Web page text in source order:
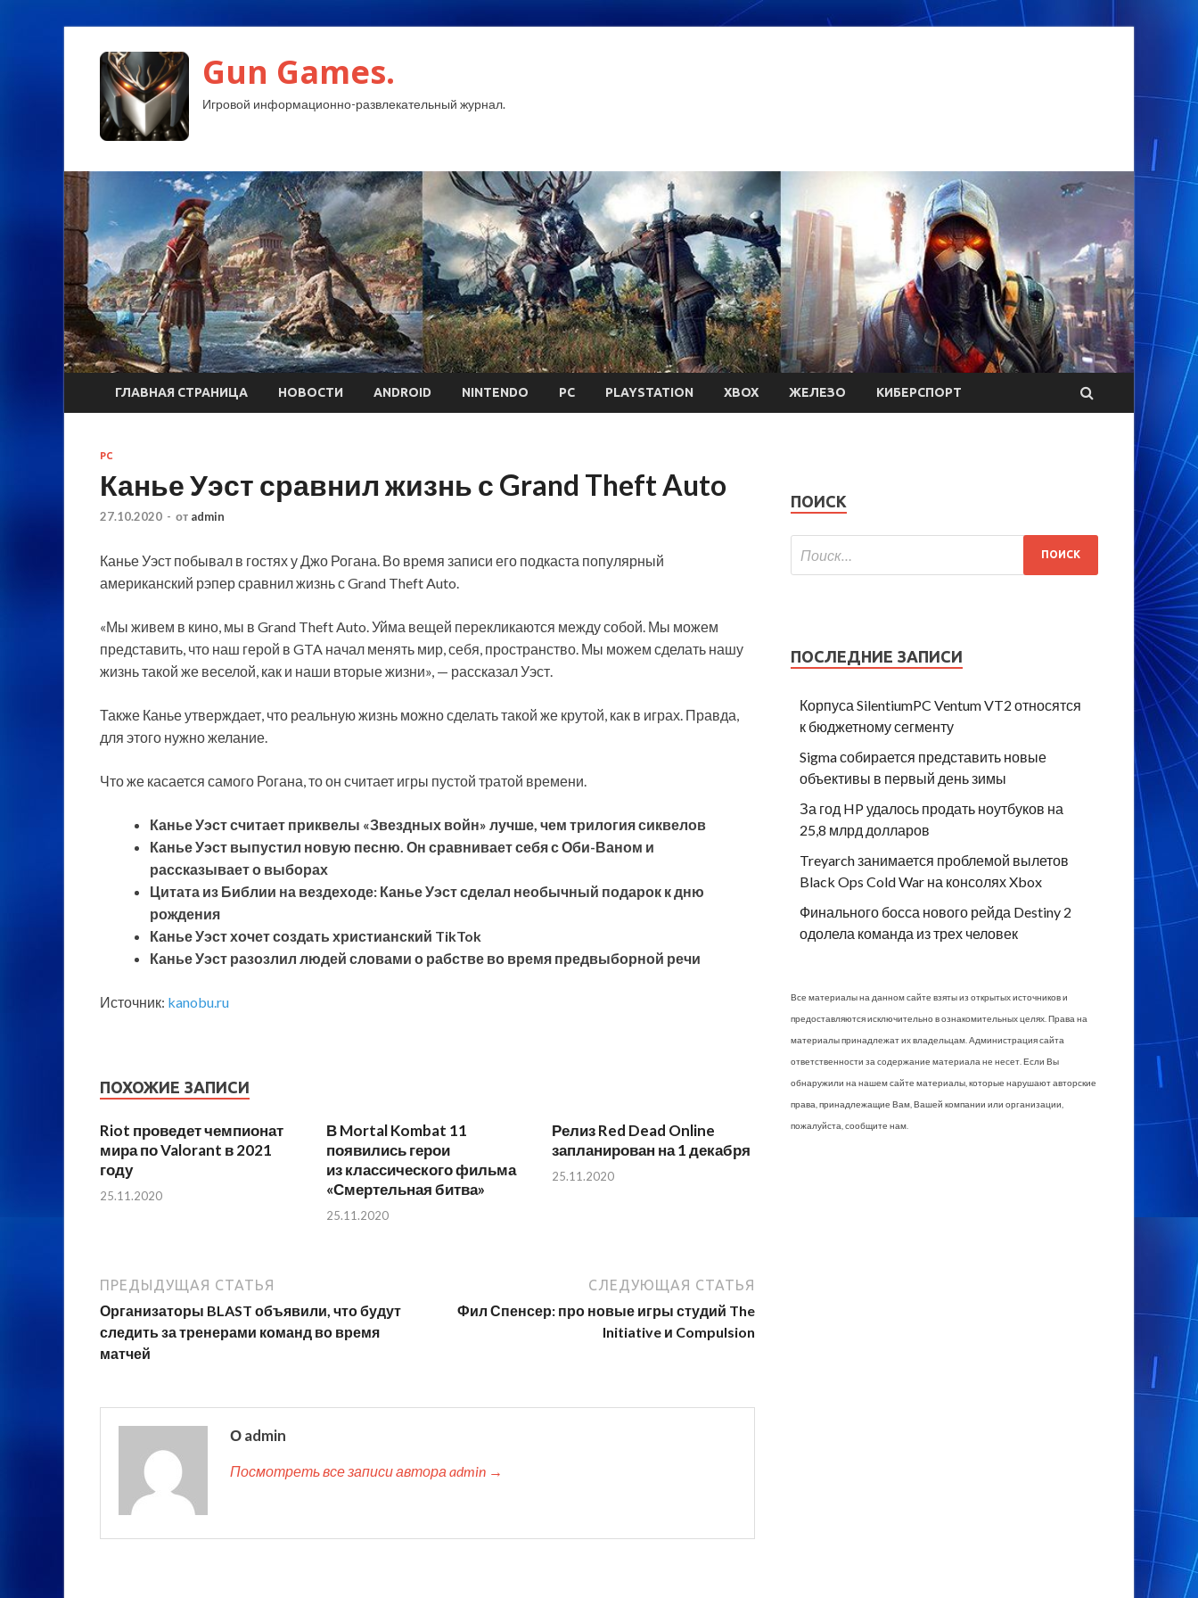
Gun Games.
Игровой информационно-развлекательный журнал.
ГЛАВНАЯ СТРАНИЦА НОВОСТИ ANDROID NINTENDO PC PLAYSTATION XBOX ЖЕЛЕЗО КИБЕРСПОРТ
PC
Канье Уэст сравнил жизнь с Grand Theft Auto
27.10.2020 - от admin
Канье Уэст побывал в гостях у Джо Рогана. Во время записи его подкаста популярный
американский рэпер сравнил жизнь с Grand Theft Auto.
«Мы живем в кино, мы в Grand Theft Auto. Уйма вещей перекликаются между собой. Мы можем
представить, что наш герой в GTA начал менять мир, себя, пространство. Мы можем сделать нашу
жизнь такой же веселой, как и наши вторые жизни», — рассказал Уэст.
Также Канье утверждает, что реальную жизнь можно сделать такой же крутой, как в играх. Правда,
для этого нужно желание.
Что же касается самого Рогана, то он считает игры пустой тратой времени.
Канье Уэст считает приквелы «Звездных войн» лучше, чем трилогия сиквелов
Канье Уэст выпустил новую песню. Он сравнивает себя с Оби-Ваном и
рассказывает о выборах
Цитата из Библии на вездеходе: Канье Уэст сделал необычный подарок к дню
рождения
Канье Уэст хочет создать христианский TikTok
Канье Уэст разозлил людей словами о рабстве во время предвыборной речи
Источник: kanobu.ru
ПОХОЖИЕ ЗАПИСИ
Riot проведет чемпионат
мира по Valorant в 2021
году
25.11.2020
В Mortal Kombat 11
появились герои
из классического фильма
«Смертельная битва»
25.11.2020
Релиз Red Dead Online
запланирован на 1 декабря
25.11.2020
ПРЕДЫДУЩАЯ СТАТЬЯ
Организаторы BLAST объявили, что будут
следить за тренерами команд во время
матчей
СЛЕДУЮЩАЯ СТАТЬЯ
Фил Спенсер: про новые игры студий The
Initiative и Compulsion
О admin
Посмотреть все записи автора admin →
ПОИСК
ПОСЛЕДНИЕ ЗАПИСИ
Корпуса SilentiumPC Ventum VT2 относятся
к бюджетному сегменту
Sigma собирается представить новые
объективы в первый день зимы
За год HP удалось продать ноутбуков на
25,8 млрд долларов
Treyarch занимается проблемой вылетов
Black Ops Cold War на консолях Xbox
Финального босса нового рейда Destiny 2
одолела команда из трех человек
Все материалы на данном сайте взяты из открытых источников и
предоставляются исключительно в ознакомительных целях. Права на
материалы принадлежат их владельцам. Администрация сайта
ответственности за содержание материала не несет. Если Вы
обнаружили на нашем сайте материалы, которые нарушают авторские
права, принадлежащие Вам, Вашей компании или организации,
пожалуйста, сообщите нам.